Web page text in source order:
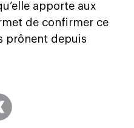
apporte aux
de confirmer ce
prônent depuis